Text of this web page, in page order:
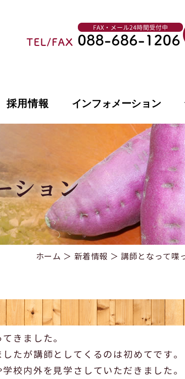
採用情報 インフォメーション
ホーム ＞ 新着情報 ＞ 講師となって喋
きました。
たが講師としてくるのは初めてです。
校内外を見学さしていただきました。